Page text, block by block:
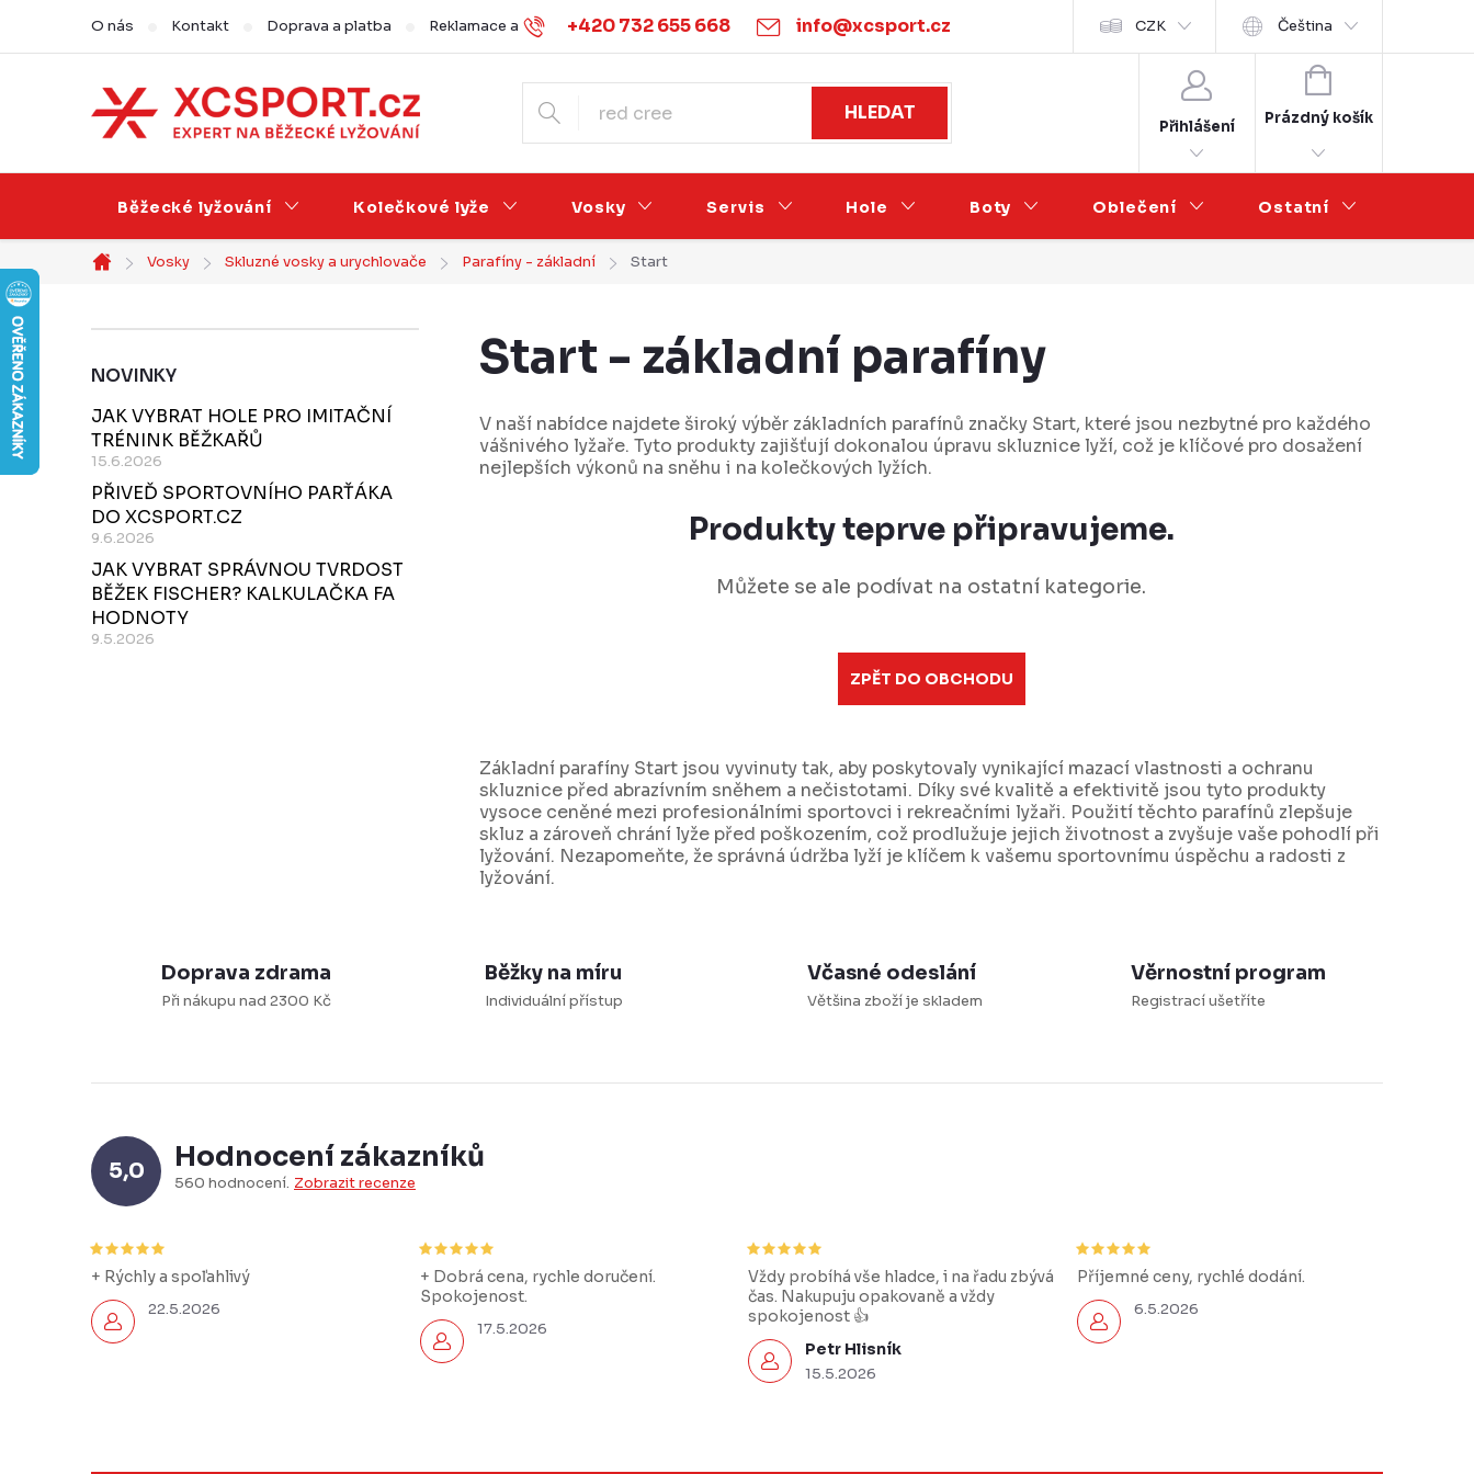
obsah
+420 732 655 668 info@xcsport.cz
O nás Kontakt Doprava a platba Reklamace a vrácení Obchodní podmínky Ochrana osobních údajů Velkoobchod CZK Čeština
HLEDAT
Přihlášení
NÁKUPNÍ
KOŠÍK
Prázdný košík
Běžecké lyžování Kolečkové lyže Vosky Servis Hole Boty Oblečení Ostatní
Domů
Vosky Skluzné vosky a urychlovače Parafíny - základní Start
o
s
t
r
a
n
n
NOVINKY
JAK VYBRAT HOLE PRO IMITAČNÍ
TRÉNINK BĚŽKAŘŮ
15.6.2026
PŘIVEĎ SPORTOVNÍHO PARŤÁKA
DO XCSPORT.CZ
9.6.2026
JAK VYBRAT SPRÁVNOU TVRDOST
BĚŽEK FISCHER? KALKULAČKA FA
HODNOTY
9.5.2026
Start - základní parafíny
V naší nabídce najdete široký výběr základních parafínů značky Start, které jsou nezbytné pro každého
vášnivého lyžaře. Tyto produkty zajišťují dokonalou úpravu skluznice lyží, což je klíčové pro dosažení
nejlepších výkonů na sněhu i na kolečkových lyžích.
Produkty teprve připravujeme.
Můžete se ale podívat na ostatní kategorie.
ZPĚT DO OBCHODU
Základní parafíny Start jsou vyvinuty tak, aby poskytovaly vynikající mazací vlastnosti a ochranu
skluznice před abrazívním sněhem a nečistotami. Díky své kvalitě a efektivitě jsou tyto produkty
vysoce ceněné mezi profesionálními sportovci i rekreačními lyžaři. Použití těchto parafínů zlepšuje
skluz a zároveň chrání lyže před poškozením, což prodlužuje jejich životnost a zvyšuje vaše pohodlí při
lyžování. Nezapomeňte, že správná údržba lyží je klíčem k vašemu sportovnímu úspěchu a radosti z
lyžování.
Doprava zdrama
Při nákupu nad 2300 Kč
Běžky na míru
Individuální přístup
Včasné odeslání
Většina zboží je skladem
Věrnostní program
Registrací ušetříte
5,0 Hodnocení zákazníků
560 hodnocení Zobrazit recenze
22.5.2026
+ Rýchly a spoľahlivý
17.5.2026
+ Dobrá cena, rychle doručení.
Spokojenost.
Petr Hlisník
15.5.2026
Vždy probíhá vše hladce, i na řadu zbývá
čas. Nakupuju opakovaně a vždy
spokojenost 👍
6.5.2026
Příjemné ceny, rychlé dodání.